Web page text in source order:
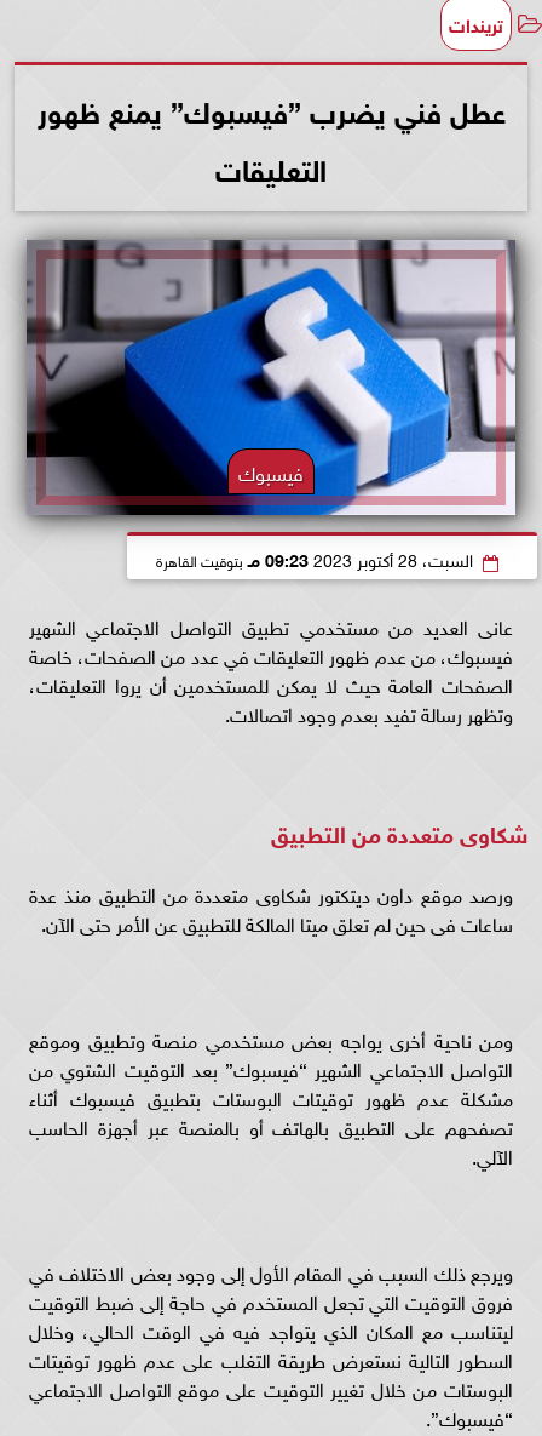
تريندات
عطل فني يضرب ”فيسبوك” يمنع ظهور
التعليقات
فيسبوك
السبت، 28 أكتوبر 2023 09:23 مـ بتوقيت القاهرة
عانى العديد من مستخدمي تطبيق التواصل الاجتماعي الشهير
فيسبوك، من عدم ظهور التعليقات في عدد من الصفحات، خاصة
الصفحات العامة حيث لا يمكن للمستخدمين أن يروا التعليقات،
وتظهر رسالة تفيد بعدم وجود اتصالات.
شكاوى متعددة من التطبيق
ورصد موقع داون ديتكتور شكاوى متعددة من التطبيق منذ عدة
ساعات فى حين لم تعلق ميتا المالكة للتطبيق عن الأمر حتى الآن.
ومن ناحية أخرى يواجه بعض مستخدمي منصة وتطبيق وموقع
التواصل الاجتماعي الشهير “فيسبوك” بعد التوقيت الشتوي من
مشكلة عدم ظهور توقيتات البوستات بتطبيق فيسبوك أثناء
تصفحهم على التطبيق بالهاتف أو بالمنصة عبر أجهزة الحاسب
الآلي.
ويرجع ذلك السبب في المقام الأول إلى وجود بعض الاختلاف في
فروق التوقيت التي تجعل المستخدم في حاجة إلى ضبط التوقيت
ليتناسب مع المكان الذي يتواجد فيه في الوقت الحالي، وخلال
السطور التالية نستعرض طريقة التغلب على عدم ظهور توقيتات
البوستات من خلال تغيير التوقيت على موقع التواصل الاجتماعي
“فيسبوك”.